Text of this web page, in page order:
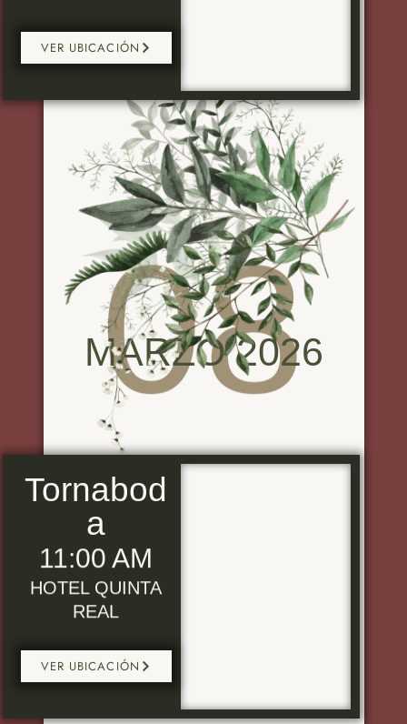
VER UBICACIÓN
08
MARZO 2026
Tornabod
a
11:00 AM
HOTEL QUINTA
REAL
VER UBICACIÓN